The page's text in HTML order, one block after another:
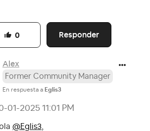
Responder
0
Alex
Former Community Manager
En respuesta a Eglis3
01-2025 11:01 PM
@Eglis3